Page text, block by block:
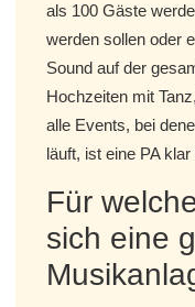
als 100 Gäste
werden sollen oder
Sound auf der
Hochzeiten mit
alle Events, bei
läuft, ist eine PA klar
Für
sich eine